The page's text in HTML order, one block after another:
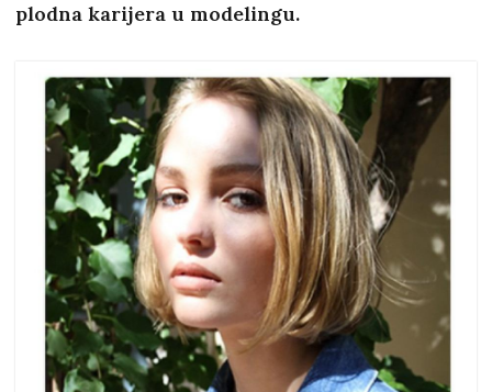
plodna karijera u modelingu.